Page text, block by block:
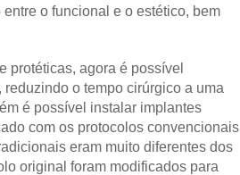
o funcional e o estético, bem
protéticas, agora é possível
o tempo cirúrgico a uma
é possível instalar implantes
com os protocolos convencionais
eram muito diferentes dos
original foram modificados para